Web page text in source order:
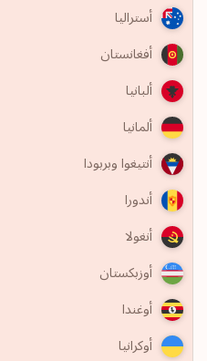
أستراليا
أفغانستان
ألبانيا
ألمانيا
أنتيغوا وبربودا
أندورا
أنغولا
أوزبكستان
أوغندا
أوكرانيا